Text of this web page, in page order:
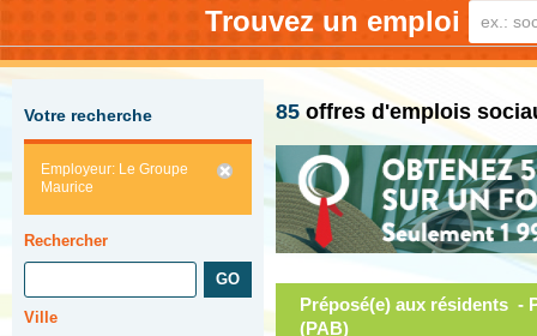
Trouvez un emploi
Votre recherche
Employeur: Le Groupe
Maurice
Rechercher
Ville
85 offres d'emplois
Préposé(e) aux résidents -
(PAB)